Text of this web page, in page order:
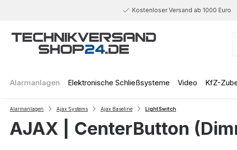
Kostenloser Versand ab 1000 Euro
Alarmanlagen Elektronische Schließsysteme Video KfZ-
Alarmanlagen Ajax Systems Ajax Baseline LightSwitch
AJAX | CenterButton